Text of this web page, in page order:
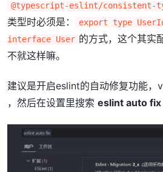
@typescript-eslint/consistent-
类型时必须是：
export type
interface User 的方式，这个其实
不就这样嘛。
建议是开启eslint的自动修复功能，
，然后在设置里搜索 eslint auto fix